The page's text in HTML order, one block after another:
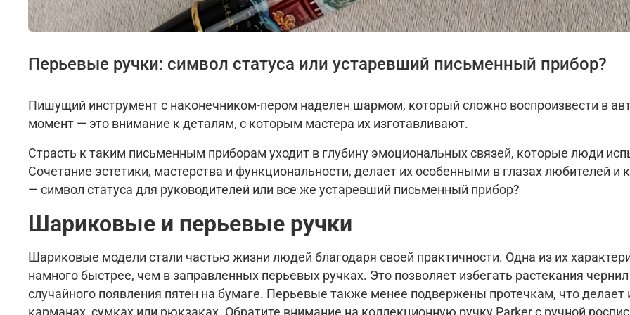
Перьевые ручки: символ статуса или устаревший письменный прибор?
Пишущий инструмент с наконечником-пером наделен шармом, который сложно воспроизвести в
момент — это внимание к деталям, с которым мастера их изготавливают.
Страсть к таким письменным приборам уходит в глубину эмоциональных связей, которые люди
Сочетание эстетики, мастерства и функциональности, делает их особенными в глазах любителей
— символ статуса для руководителей или все же устаревший письменный прибор?
Шариковые и перьевые ручки
Шариковые модели стали частью жизни людей благодаря своей практичности. Одна из их
намного быстрее, чем в заправленных перьевых ручках. Это позволяет избегать растекания
случайного появления пятен на бумаге. Перьевые также менее подвержены протечкам, что
карманах, сумках или рюкзаках. Обратите внимание на коллекционную ручку Parker с ручной